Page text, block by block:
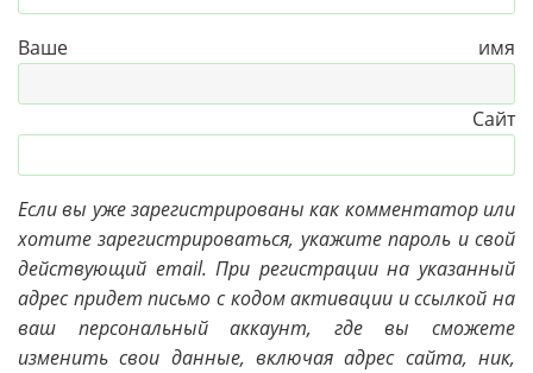
Ваше имя
Сайт
Если вы уже зарегистрированы как комментатор или
хотите зарегистрироваться, укажите пароль и свой
действующий email. При регистрации на указанный
адрес придет письмо с кодом активации и ссылкой на
ваш персональный аккаунт, где вы сможете
изменить свои данные, включая адрес сайта, ник,